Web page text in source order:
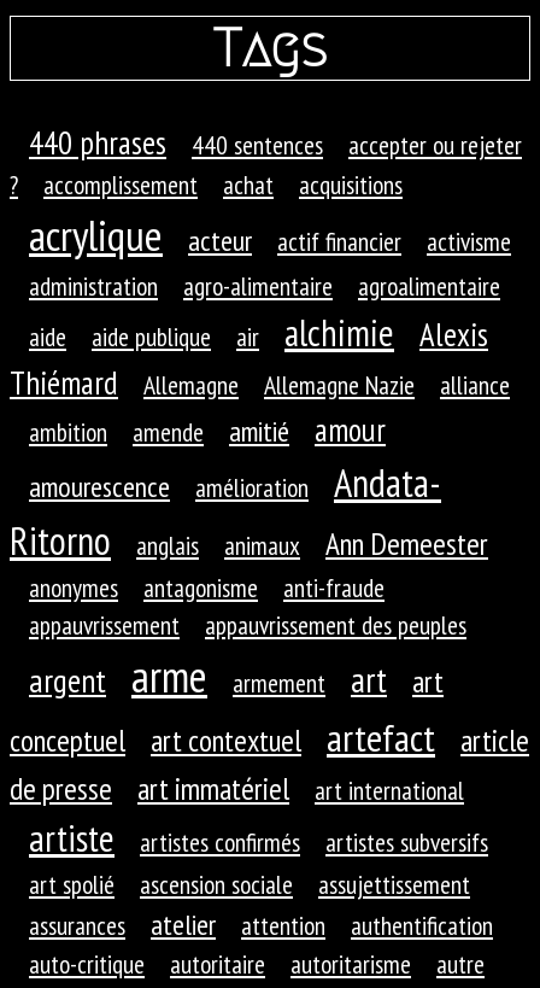
Tags
440 phrases 440 sentences
accepter ou rejeter
?
accomplissement achat acquisitions
acrylique acteur actif financier
activisme
administration
agro-alimentaire
agroalimentaire
aide
aide publique air alchimie
Alexis
Thiémard
Allemagne Allemagne Nazie
alliance
ambition
amende amitié amour
amourescence amélioration
Andata-
Ritorno
anglais animaux Ann Demeester
anonymes antagonisme
anti-fraude
appauvrissement
appauvrissement des peuples
argent arme armement art
art
conceptuel
art contextuel artefact
article
de presse
art immatériel art international
artiste artistes confirmés
artistes subversifs
art spolié
ascension sociale
assujettissement
assurances
atelier attention
authentification
auto-critique
autoritaire autoritarisme
autre